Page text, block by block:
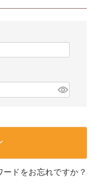
ードをお忘れですか？